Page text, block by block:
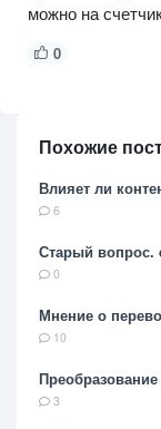
можно на
0
Похожие
Влияет ли
6
Старый вопрос.
0
Мнение о
10
3